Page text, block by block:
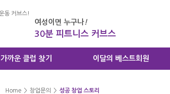
여성이면 누구나!
30분 피트니스 커브스
가까운 클럽 찾기 이달의 베스트회원
Home > 창업문의 > 성공 창업 스토리